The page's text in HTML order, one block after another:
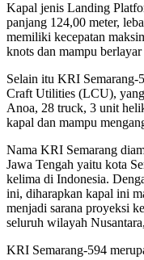
Kapal jenis Landing
panjang 124,00 meter,
memiliki kecepatan
knots dan mampu
Selain itu KRI Semarang-
Craft Utilities (LCU),
Anoa, 28 truck, 3 unit
kapal dan mampu
Nama KRI Semarang
Jawa Tengah yaitu kota
kelima di Indonesia.
ini, diharapkan kapal ini
menjadi sarana proyeksi
seluruh wilayah
KRI Semarang-594